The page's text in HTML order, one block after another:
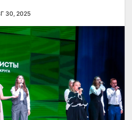
30, 2025